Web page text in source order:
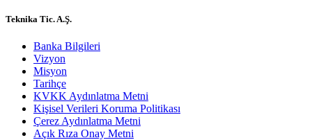
Teknika Tic. A.Ş.
Banka Bilgileri
Vizyon
Misyon
Tarihçe
KVKK Aydınlatma Metni
Kişisel Verileri Koruma Politikası
Çerez Aydınlatma Metni
Açık Rıza Onay Metni